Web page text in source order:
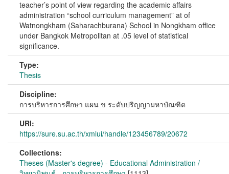
teacher’s point of view regarding the academic affairs
administration “school curriculum management” at of
Watnongkham (Saharachburana) School in Nongkham office
under Bangkok Metropolitan at .05 level of statistical
significance.
Type:
Thesis
Discipline:
การบริหารการศึกษา แผน ข ระดับปริญญามหาบัณฑิต
URI:
https://sure.su.ac.th/xmlui/handle/123456789/20672
Collections:
Theses (Master's degree) - Educational Administration /